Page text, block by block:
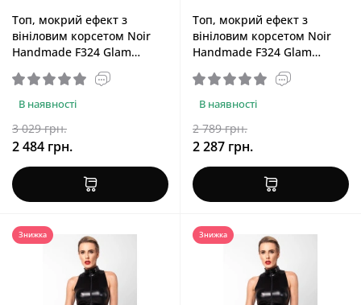
Топ, мокрий ефект з
вініловим корсетом Noir
Handmade F324 Glam
Wetlook Top with Vinyl
Corset, 3XL
В наявності
3 029 грн.
2 484 грн.
Топ, мокрий ефект з
вініловим корсетом Noir
Handmade F324 Glam
Wetlook Top with Vinyl
Corset, L
В наявності
2 789 грн.
2 287 грн.
Знижка Знижка